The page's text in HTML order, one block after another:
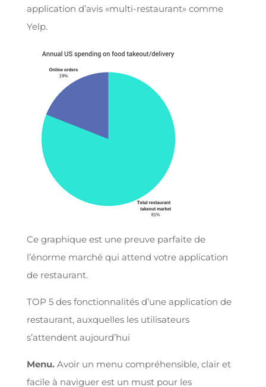
application d’avis «multi-restaurant» comme
Yelp.
Ce graphique est une preuve parfaite de
l’énorme marché qui attend votre application
de restaurant.
TOP 5 des fonctionnalités d’une application de
restaurant, auxquelles les utilisateurs
s’attendent aujourd’hui
Menu. Avoir un menu compréhensible, clair et
facile à naviguer est un must pour les